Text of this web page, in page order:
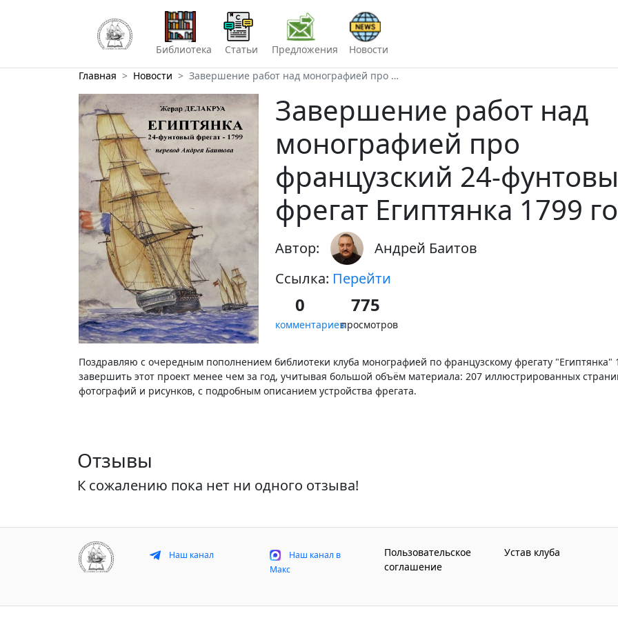
Библиотека Статьи Предложения Новости
Главная Новости Завершение работ над монографией про …
Завершение работ над
монографией про
французский 24-
фрегат Египтянка 1799
Автор:
Андрей Баитов
Ссылка: Перейти
0
комментариев
775
просмотров
Поздравляю с очередным пополнением библиотеки клуба монографией по французскому фрегату
завершить этот проект менее чем за год, учитывая большой объём материала: 207 иллюстрированных
фотографий и рисунков, с подробным описанием устройства фрегата.
Отзывы
К сожалению пока нет ни одного отзыва!
Наш канал
Наш канал в
Макс
Пользовательское
соглашение
Устав клуба